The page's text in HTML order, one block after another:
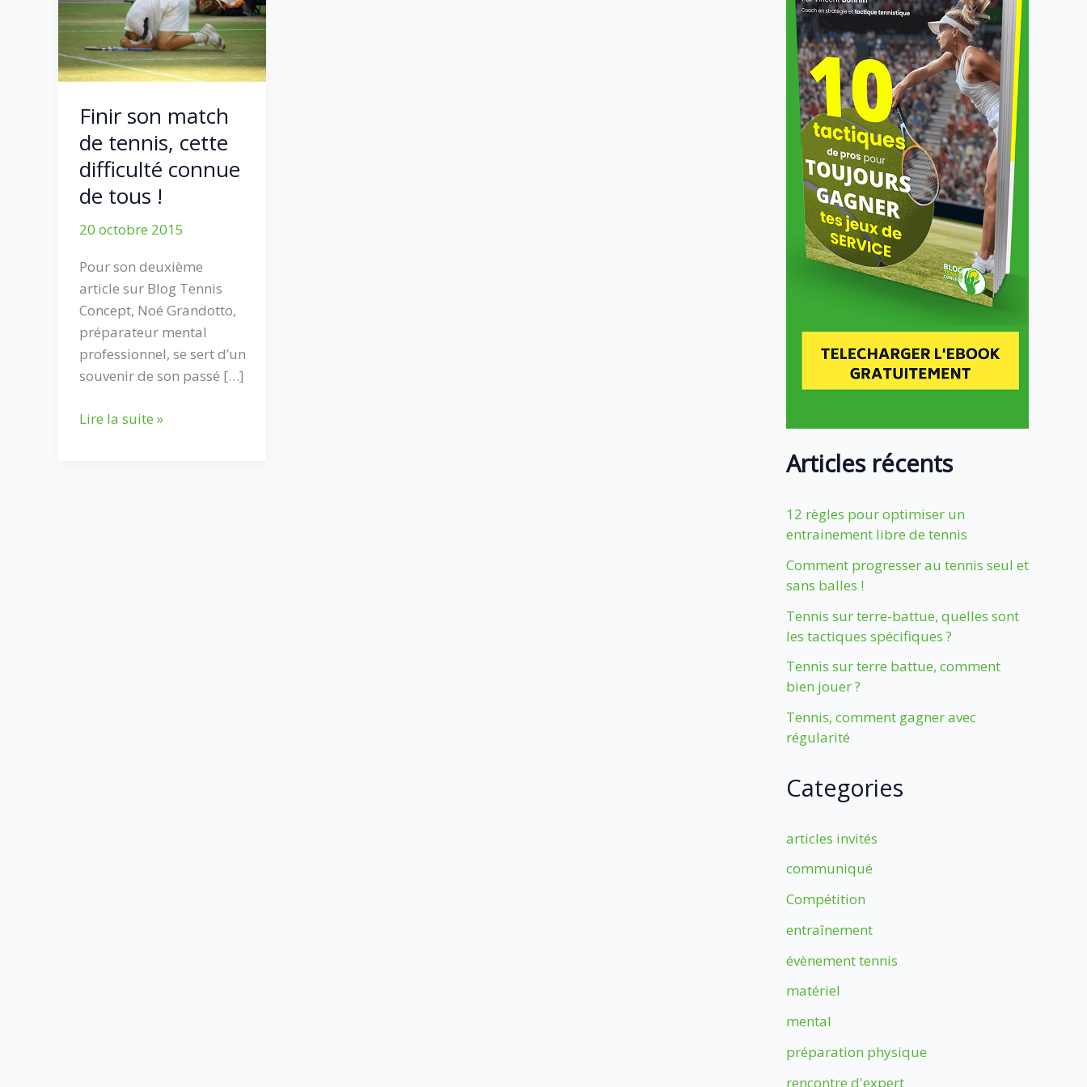
Finir son match
de tennis, cette
difficulté connue
de tous !
20 octobre 2015
Pour son deuxième
article sur Blog Tennis
Concept, Noé Grandotto,
préparateur mental
professionnel, se sert d’un
souvenir de son passé […]
Finir
Lire la suite »
Articles récents
12 règles pour optimiser un
entrainement libre de tennis
Comment progresser au tennis seul et
sans balles !
Tennis sur terre-battue, quelles sont
les tactiques spécifiques ?
Tennis sur terre battue, comment
bien jouer ?
Tennis, comment gagner avec
régularité
Categories
articles invités
communiqué
Compétition
entraînement
évènement tennis
matériel
mental
préparation physique
rencontre d'expert